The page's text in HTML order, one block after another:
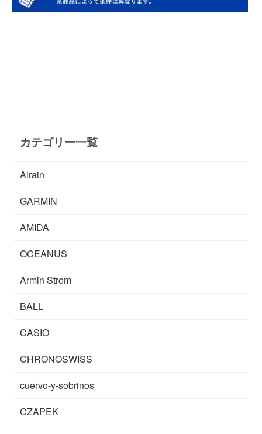
カテゴリー一覧
Airain
GARMIN
AMIDA
OCEANUS
Armin Strom
BALL
CASIO
CHRONOSWISS
cuervo-y-sobrinos
CZAPEK